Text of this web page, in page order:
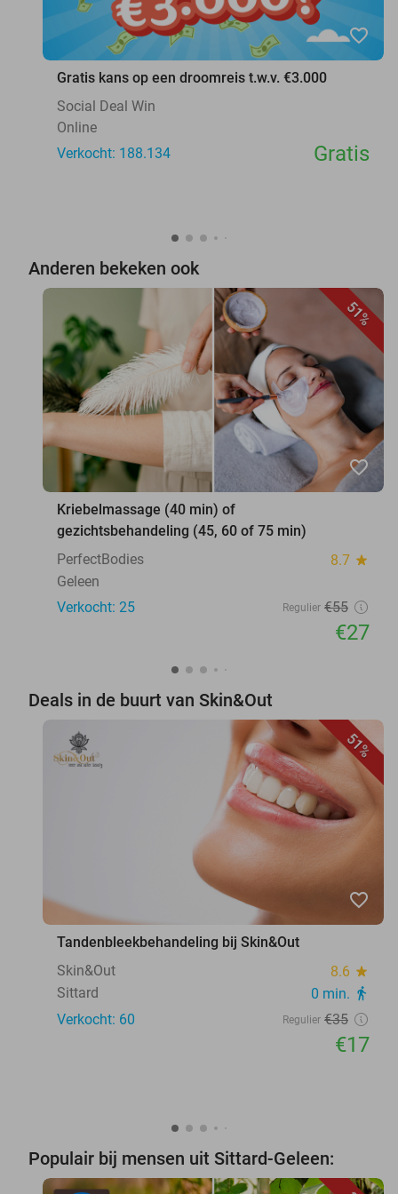
favorite_border
Gratis kans op een droomreis t.w.v. €3.000
Social Deal Win
Online
Verkocht: 188.134
Gratis
Anderen bekeken ook
51%
favorite_border
Kriebelmassage (40 min) of
gezichtsbehandeling (45, 60 of 75 min)
PerfectBodies
8.7 star
Geleen
Verkocht: 25
Regulier €55
€27
Deals in de buurt van Skin&Out
51%
favorite_border
Tandenbleekbehandeling bij Skin&Out
Skin&Out
8.6 star
Sittard 0 min. directions_walk
Verkocht: 60 Regulier €35
€17
Populair bij mensen uit Sittard-Geleen: